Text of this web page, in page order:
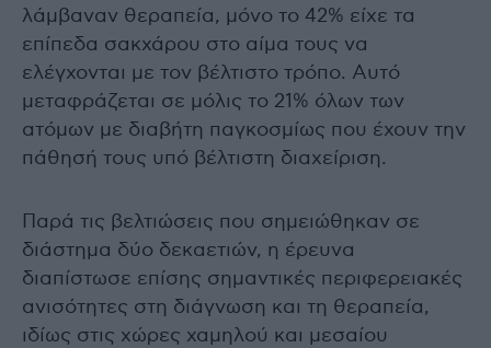
λάμβαναν θεραπεία, μόνο το 42% είχε τα
επίπεδα σακχάρου στο αίμα τους να
ελέγχονται με τον βέλτιστο τρόπο. Αυτό
μεταφράζεται σε μόλις το 21% όλων των
ατόμων με διαβήτη παγκοσμίως που έχουν την
πάθησή τους υπό βέλτιστη διαχείριση.
Παρά τις βελτιώσεις που σημειώθηκαν σε
διάστημα δύο δεκαετιών, η έρευνα
διαπίστωσε επίσης σημαντικές περιφερειακές
ανισότητες στη διάγνωση και τη θεραπεία,
ιδίως στις χώρες χαμηλού και μεσαίου